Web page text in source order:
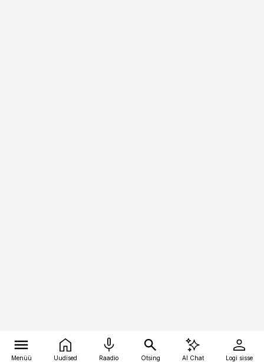
Menüü Uudised Raadio Otsing AI Chat Logi sisse